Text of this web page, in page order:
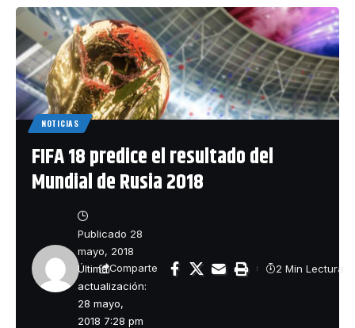
NOTICIAS
FIFA 18 predice el resultado del
Mundial de Rusia 2018
Última
actualización:
28 mayo,
2018 7:28 pm
Publicado 28
mayo, 2018
Comparte 2 Min Lectura